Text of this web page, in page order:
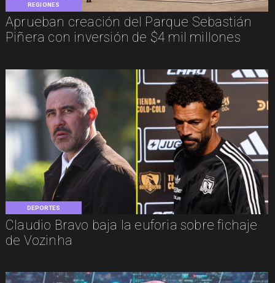
REGIONES
Aprueban creación del Parque Sebastián
Piñera con inversión de $4 mil millones
DEPORTES
Claudio Bravo baja la euforia sobre fichaje
de Vozinha